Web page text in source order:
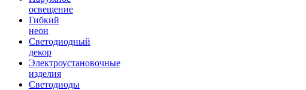
освещение
Гибкий
неон
Светодиодный
декор
Электроустановочные
изделия
Светодиоды